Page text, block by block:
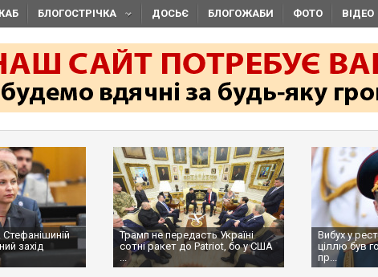
БЛОГОСТРІЧКА ДОСЬЄ БЛОГОЖАБИ ФОТО ВІДЕО
захід
Трамп не передасть Україні
сотні ракет до Patriot, бо у США
...
Вибух у
ціллю був
пр...